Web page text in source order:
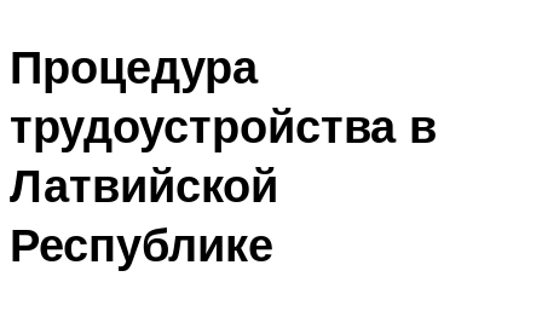
Процедура
трудоустройства в
Латвийской
Республике